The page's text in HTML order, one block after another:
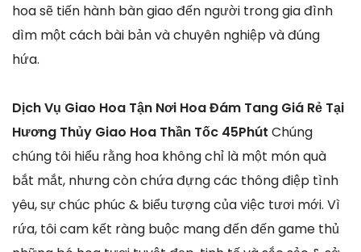
hoa sẽ tiến hành bàn giao đến người trong gia đình
dìm một cách bài bản và chuyên nghiệp và đúng
hứa.
Dịch Vụ Giao Hoa Tận Nơi Hoa Đám Tang Giá Rẻ Tại
Hương Thủy Giao Hoa Thần Tốc 45Phút Chúng
chúng tôi hiểu rằng hoa không chỉ là một món quà
bắt mắt, nhưng còn chứa đựng các thông điệp tình
yêu, sự chúc phúc & biểu tượng của việc tươi mới. Vì
rứa, tôi cam kết ràng buộc mang đến đến game thủ